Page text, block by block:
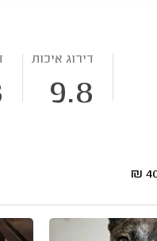
דירוג איכות
9.8
₪